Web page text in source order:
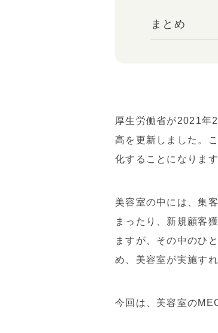
まとめ
厚生労働省が2021年
高を更新しました。
化することになります
美容室の中には、集
まったり、新規顧客
ますが、その中のひ
め、美容室が実施す
今回は、美容室の